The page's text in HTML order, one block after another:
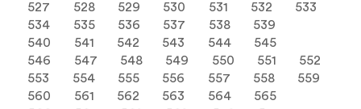
527
528 529 530 531 532
533
534
535 536 537 538
539
540
541 542 543 544
545
546
547 548 549 550 551
552
553
554 555 556 557 558
559
560
561 562 563 564
565